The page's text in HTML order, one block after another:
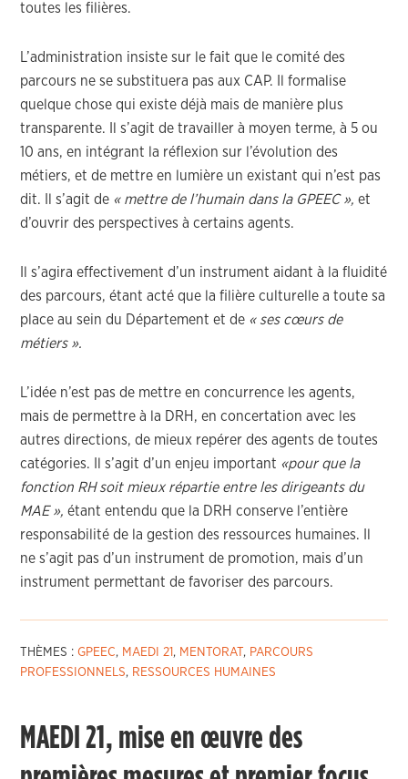
toutes les filières.
L’administration insiste sur le fait que le comité des
parcours ne se substituera pas aux CAP. Il formalise
quelque chose qui existe déjà mais de manière plus
transparente. Il s’agit de travailler à moyen terme, à 5 ou
10 ans, en intégrant la réflexion sur l’évolution des
métiers, et de mettre en lumière un existant qui n’est pas
dit. Il s’agit de « mettre de l’humain dans la GPEEC », et
d’ouvrir des perspectives à certains agents.
Il s’agira effectivement d’un instrument aidant à la fluidité
des parcours, étant acté que la filière culturelle a toute sa
place au sein du Département et de « ses cœurs de
métiers ».
L’idée n’est pas de mettre en concurrence les agents,
mais de permettre à la DRH, en concertation avec les
autres directions, de mieux repérer des agents de toutes
catégories. Il s’agit d’un enjeu important «pour que la
fonction RH soit mieux répartie entre les dirigeants du
MAE », étant entendu que la DRH conserve l’entière
responsabilité de la gestion des ressources humaines. Il
ne s’agit pas d’un instrument de promotion, mais d’un
instrument permettant de favoriser des parcours.
THÈMES :GPEEC, MAEDI 21 , MENTORAT , PARCOURS
PROFESSIONNELS, RESSOURCES HUMAINES
MAEDI 21, mise en œuvre des